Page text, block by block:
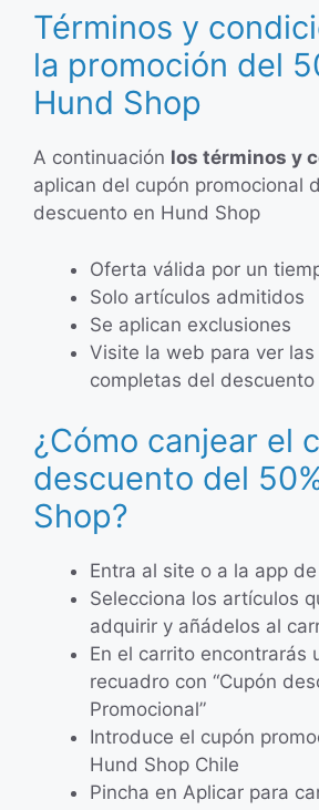
Términos y
la promoción del
Hund Shop
A continuación los términos y
aplican del cupón promocional
descuento en Hund Shop
Oferta válida por un
Solo artículos admitidos
Se aplican exclusiones
Visite la web para ver
completas del descuento
¿Cómo canjear el
descuento del
Shop?
Entra al site o a la app
Selecciona los artículos
adquirir y añádelos al
En el carrito encontrarás
recuadro con “Cupón
Promocional”
Introduce el cupón
Hund Shop Chile
Pincha en Aplicar para